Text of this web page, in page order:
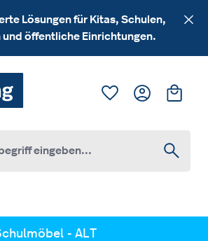
Lösungen für Kitas, Schulen,
öffentliche Einrichtungen.
Du hast 0
- ALT